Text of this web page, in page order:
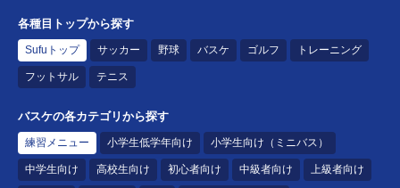
各種目トップから探す
Sufuトップ サッカー 野球 バスケ ゴルフ トレーニング
フットサル テニス
バスケの各カテゴリから探す
練習メニュー 小学生低学年向け 小学生向け（ミニバス）
中学生向け 高校生向け 初心者向け 中級者向け 上級者向け